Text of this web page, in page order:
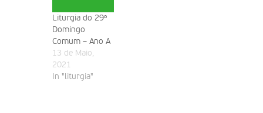
Liturgia do 29º
Domingo
Comum – Ano A
13 de Maio,
2021
In "liturgia"